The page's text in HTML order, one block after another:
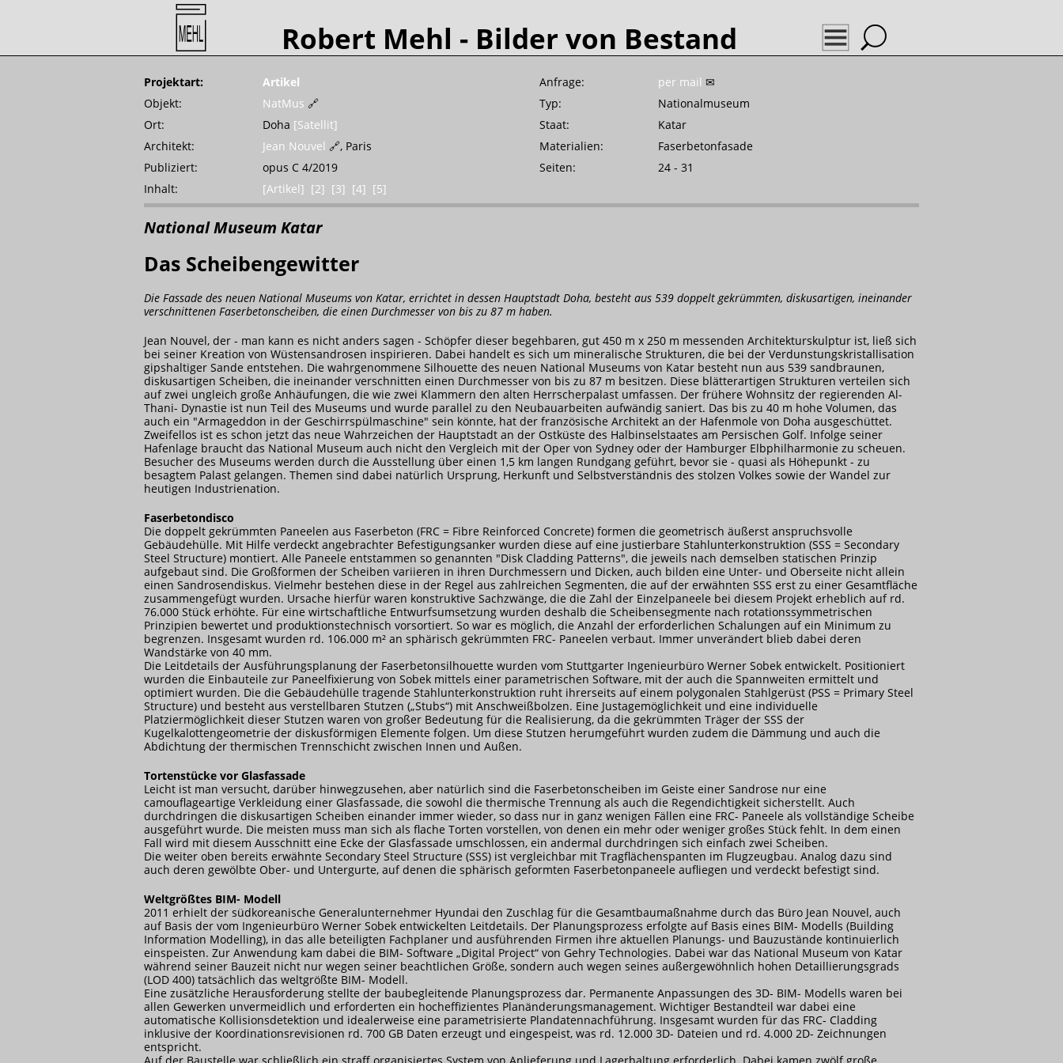
Robert Mehl - Bilder von Bestand
Projektart: Artikel Anfrage: per mail ✉
Objekt:
NatMus 🔗 Typ:
Nationalmuseum
Ort:
Doha [Satellit] Staat:
Katar
Architekt:
Jean Nouvel 🔗, Paris Materialien:
Faserbetonfasade
Publiziert:
opus C 4/2019 Seiten:
24 - 31
Inhalt:
[Artikel] [2] [3] [4] [5]
National Museum Katar
Das Scheibengewitter
Die Fassade des neuen National Museums von Katar, errichtet in dessen Hauptstadt Doha, besteht aus 539 doppelt gekrümmten, diskusartigen, ineinander
verschnittenen Faserbetonscheiben, die einen Durchmesser von bis zu 87 m haben.
Jean Nouvel, der - man kann es nicht anders sagen - Schöpfer dieser begehbaren, gut 450 m x 250 m messenden Architekturskulptur ist, ließ sich
bei seiner Kreation von Wüstensandrosen inspirieren. Dabei handelt es sich um mineralische Strukturen, die bei der Verdunstungskristallisation
gipshaltiger Sande entstehen. Die wahrgenommene Silhouette des neuen National Museums von Katar besteht nun aus 539 sandbraunen,
diskusartigen Scheiben, die ineinander verschnitten einen Durchmesser von bis zu 87 m besitzen. Diese blätterartigen Strukturen verteilen sich
auf zwei ungleich große Anhäufungen, die wie zwei Klammern den alten Herrscherpalast umfassen. Der frühere Wohnsitz der regierenden Al-
Thani- Dynastie ist nun Teil des Museums und wurde parallel zu den Neubauarbeiten aufwändig saniert. Das bis zu 40 m hohe Volumen, das
auch ein "Armageddon in der Geschirrspülmaschine" sein könnte, hat der französische Architekt an der Hafenmole von Doha ausgeschüttet.
Zweifellos ist es schon jetzt das neue Wahrzeichen der Hauptstadt an der Ostküste des Halbinselstaates am Persischen Golf. Infolge seiner
Hafenlage braucht das National Museum auch nicht den Vergleich mit der Oper von Sydney oder der Hamburger Elbphilharmonie zu scheuen.
Besucher des Museums werden durch die Ausstellung über einen 1,5 km langen Rundgang geführt, bevor sie - quasi als Höhepunkt - zu
besagtem Palast gelangen. Themen sind dabei natürlich Ursprung, Herkunft und Selbstverständnis des stolzen Volkes sowie der Wandel zur
heutigen Industrienation.
Faserbetondisco
Die doppelt gekrümmten Paneelen aus Faserbeton (FRC = Fibre Reinforced Concrete) formen die geometrisch äußerst anspruchsvolle
Gebäudehülle. Mit Hilfe verdeckt angebrachter Befestigungsanker wurden diese auf eine justierbare Stahlunterkonstruktion (SSS = Secondary
Steel Structure) montiert. Alle Paneele entstammen so genannten "Disk Cladding Patterns", die jeweils nach demselben statischen Prinzip
aufgebaut sind. Die Großformen der Scheiben variieren in ihren Durchmessern und Dicken, auch bilden eine Unter- und Oberseite nicht allein
einen Sandrosendiskus. Vielmehr bestehen diese in der Regel aus zahlreichen Segmenten, die auf der erwähnten SSS erst zu einer Gesamtfläche
zusammengefügt wurden. Ursache hierfür waren konstruktive Sachzwänge, die die Zahl der Einzelpaneele bei diesem Projekt erheblich auf rd.
76.000 Stück erhöhte. Für eine wirtschaftliche Entwurfsumsetzung wurden deshalb die Scheibensegmente nach rotationssymmetrischen
Prinzipien bewertet und produktionstechnisch vorsortiert. So war es möglich, die Anzahl der erforderlichen Schalungen auf ein Minimum zu
begrenzen. Insgesamt wurden rd. 106.000 m² an sphärisch gekrümmten FRC- Paneelen verbaut. Immer unverändert blieb dabei deren
Wandstärke von 40 mm.
Die Leitdetails der Ausführungsplanung der Faserbetonsilhouette wurden vom Stuttgarter Ingenieurbüro Werner Sobek entwickelt. Positioniert
wurden die Einbauteile zur Paneelfixierung von Sobek mittels einer parametrischen Software, mit der auch die Spannweiten ermittelt und
optimiert wurden. Die die Gebäudehülle tragende Stahlunterkonstruktion ruht ihrerseits auf einem polygonalen Stahlgerüst (PSS = Primary Steel
Structure) und besteht aus verstellbaren Stutzen („Stubs“) mit Anschweißbolzen. Eine Justagemöglichkeit und eine individuelle
Platziermöglichkeit dieser Stutzen waren von großer Bedeutung für die Realisierung, da die gekrümmten Träger der SSS der
Kugelkalottengeometrie der diskusförmigen Elemente folgen. Um diese Stutzen herumgeführt wurden zudem die Dämmung und auch die
Abdichtung der thermischen Trennschicht zwischen Innen und Außen.
Tortenstücke vor Glasfassade
Leicht ist man versucht, darüber hinwegzusehen, aber natürlich sind die Faserbetonscheiben im Geiste einer Sandrose nur eine
camouflageartige Verkleidung einer Glasfassade, die sowohl die thermische Trennung als auch die Regendichtigkeit sicherstellt. Auch
durchdringen die diskusartigen Scheiben einander immer wieder, so dass nur in ganz wenigen Fällen eine FRC- Paneele als vollständige Scheibe
ausgeführt wurde. Die meisten muss man sich als flache Torten vorstellen, von denen ein mehr oder weniger großes Stück fehlt. In dem einen
Fall wird mit diesem Ausschnitt eine Ecke der Glasfassade umschlossen, ein andermal durchdringen sich einfach zwei Scheiben.
Die weiter oben bereits erwähnte Secondary Steel Structure (SSS) ist vergleichbar mit Tragflächenspanten im Flugzeugbau. Analog dazu sind
auch deren gewölbte Ober- und Untergurte, auf denen die sphärisch geformten Faserbetonpaneele aufliegen und verdeckt befestigt sind.
Weltgrößtes BIM- Modell
2011 erhielt der südkoreanische Generalunternehmer Hyundai den Zuschlag für die Gesamtbaumaßnahme durch das Büro Jean Nouvel, auch
auf Basis der vom Ingenieurbüro Werner Sobek entwickelten Leitdetails. Der Planungsprozess erfolgte auf Basis eines BIM- Modells (Building
Information Modelling), in das alle beteiligten Fachplaner und ausführenden Firmen ihre aktuellen Planungs- und Bauzustände kontinuierlich
einspeisten. Zur Anwendung kam dabei die BIM- Software „Digital Project“ von Gehry Technologies. Dabei war das National Museum von Katar
während seiner Bauzeit nicht nur wegen seiner beachtlichen Größe, sondern auch wegen seines außergewöhnlich hohen Detaillierungsgrads
(LOD 400) tatsächlich das weltgrößte BIM- Modell.
Eine zusätzliche Herausforderung stellte der baubegleitende Planungsprozess dar. Permanente Anpassungen des 3D- BIM- Modells waren bei
allen Gewerken unvermeidlich und erforderten ein hocheffizientes Planänderungsmanagement. Wichtiger Bestandteil war dabei eine
automatische Kollisionsdetektion und idealerweise eine parametrisierte Plandatennachführung. Insgesamt wurden für das FRC- Cladding
inklusive der Koordinationsrevisionen rd. 700 GB Daten erzeugt und eingespeist, was rd. 12.000 3D- Dateien und rd. 4.000 2D- Zeichnungen
entspricht.